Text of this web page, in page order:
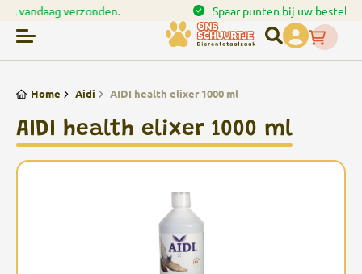
Spaar punten bij uw bestellingen
Home Aidi AIDI health elixer 1000 ml
AIDI health elixer 1000 ml